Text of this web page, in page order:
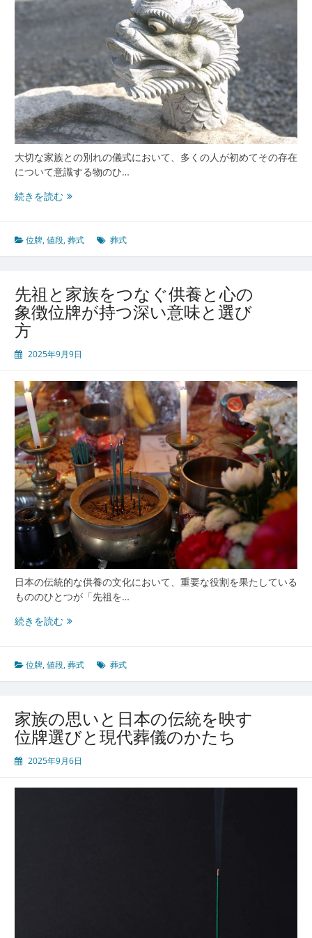
価
格
と
現
代
に
お
け
役
大切な家族との別れの儀式において、多くの人が初めてその存在
について意識する物のひ…
続きを読む家
故
人
ぶ
供
シ
ボ
ル
位
牌
と
日
本
人
の
祈
り
と
想
い
の
継
承
位牌,値段,葬式 葬式
先祖と家族をつなぐ供養と心の
象徴位牌が持つ深い意味と選び
方
2025年9月9日
日本の伝統的な供養の文化において、重要な役割を果たしている
もののひとつが「先祖を…
続きを読む先
家
族
な
ぐ
養
位牌,値段,葬式 葬式
家族の思いと日本の伝統を映す
位牌選びと現代葬儀のかたち
2025年9月6日